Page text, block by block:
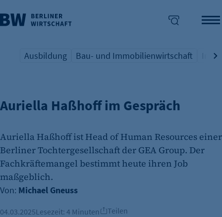
überspringen
Übersicht Schlagwort
Ausbildung
Übersicht Schlagwort
Bau- und Immobilienwirtschaft
FACHKRÄFTESICHERUNG
Auriella Haßhoff im Gespräch
Auriella Haßhoff ist Head of Human Resources einer
Berliner Tochtergesellschaft der GEA Group. Der
Fachkräftemangel bestimmt heute ihren Job
maßgeblich.
Von: Michael Gneuss
04.03.2025Lesezeit: 4 Minuten Teilen